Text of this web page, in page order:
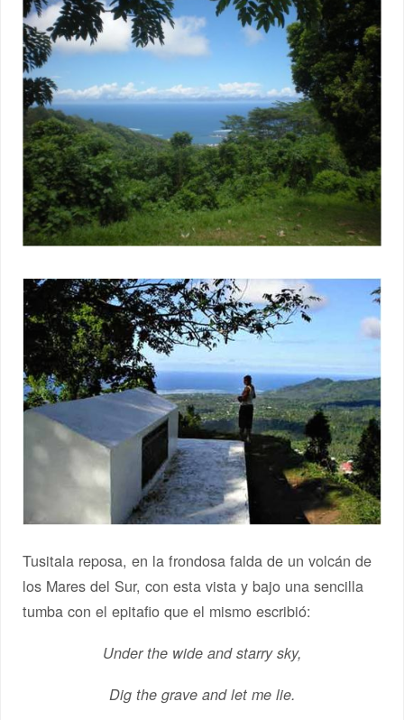
Tusitala reposa, en la frondosa falda de un volcán de
los Mares del Sur, con esta vista y bajo una sencilla
tumba con el epitafio que el mismo escribió:
Under the wide and starry sky,
Dig the grave and let me lie.